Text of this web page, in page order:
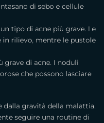
di sebo e cellule
un tipo di acne più grave. Le
in rilievo, mentre le pustole
grave di acne. I noduli
che possono lasciare
dalla gravità della malattia.
seguire una routine di